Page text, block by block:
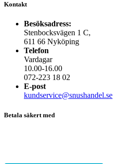
Kontakt
Besöksadress:
Stenbocksvägen 1 C,
611 66 Nyköping
Telefon
Vardagar
10.00-16.00
072-223 18 02
E-post
kundservice@snushandel.se
Betala säkert med